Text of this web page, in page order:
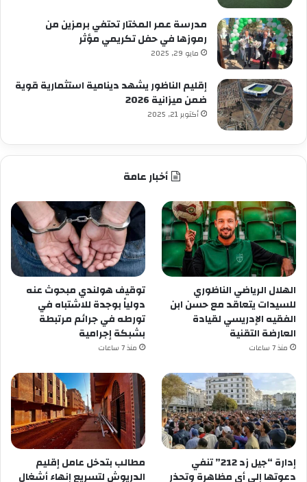
مدرسة عمر المختار تحتفي برمزين من
رموزها في حفل تكريمي مؤثر
مايو 29, 2025
إقليم الناظور يشهد دينامية استثمارية قوية
ضمن ميزانية 2026
أكتوبر 21, 2025
أخبار عامة
الهلال الرياضي الناظوري
للسيدات يتعاقد مع حسن ابن
الفقيه الإدريسي لقيادة
العارضة التقنية
منذ 7 ساعات
توقيف هولندي مبحوث عنه
دولياً بوجدة للاشتباه في
تورطه في جرائم مرتبطة
بشبكة إجرامية
منذ 7 ساعات
إدارة “جيل زد 212” تنفي
دعوتها إلى أي مظاهرة وتحذر
مطالب بتدخل عامل إقليم
الدريوش لتسريع إنهاء أشغال